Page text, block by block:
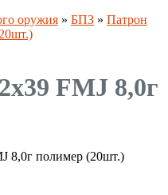
оружия » БПЗ » Патрон
FMJ 8,0г
8,0г полимер (20шт.)